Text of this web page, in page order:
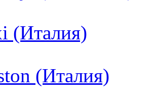
(Италия)
(Италия)